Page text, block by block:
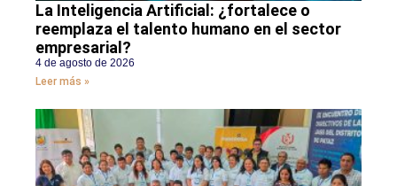
La Inteligencia Artificial: ¿fortalece o
reemplaza el talento humano en el sector
empresarial?
4 de agosto de 2026
Leer más »